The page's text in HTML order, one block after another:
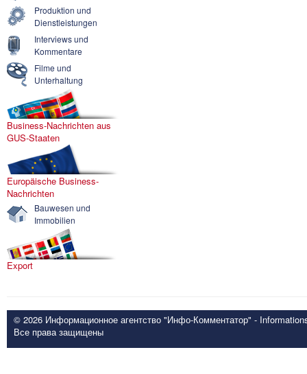
Produktion und
Dienstleistungen
Interviews und
Kommentare
Filme und
Unterhaltung
Business-Nachrichten aus
GUS-Staaten
Europäische Business-
Nachrichten
Bauwesen und
Immobilien
Export
© 2026 Информационное агентство "Инфо-Комментатор" -
Все права защищены